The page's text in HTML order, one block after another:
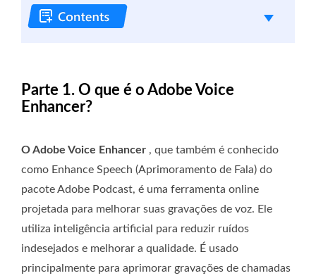
Parte 1. O que é o Adobe Voice
Enhancer?
O Adobe Voice Enhancer , que também é conhecido
como Enhance Speech (Aprimoramento de Fala) do
pacote Adobe Podcast, é uma ferramenta online
projetada para melhorar suas gravações de voz. Ele
utiliza inteligência artificial para reduzir ruídos
indesejados e melhorar a qualidade. É usado
principalmente para aprimorar gravações de chamadas